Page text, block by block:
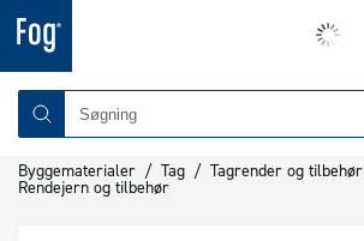
Byggematerialer / Tag / Tagrender og tilbehør
Rendejern og tilbehør